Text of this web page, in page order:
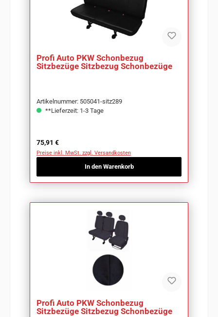
Profi Auto PKW Schonbezug
Sitzbezüge Sitzbezug Schonbezüge
Artikelnummer: 505041-sitz289
**Lieferzeit: 1-3 Tage
Regulärer Preis:
75,91 €
Preise inkl. MwSt. zzgl. Versandkosten
In den Warenkorb
Profi Auto PKW Schonbezug
Sitzbezüge Sitzbezug Schonbezüge